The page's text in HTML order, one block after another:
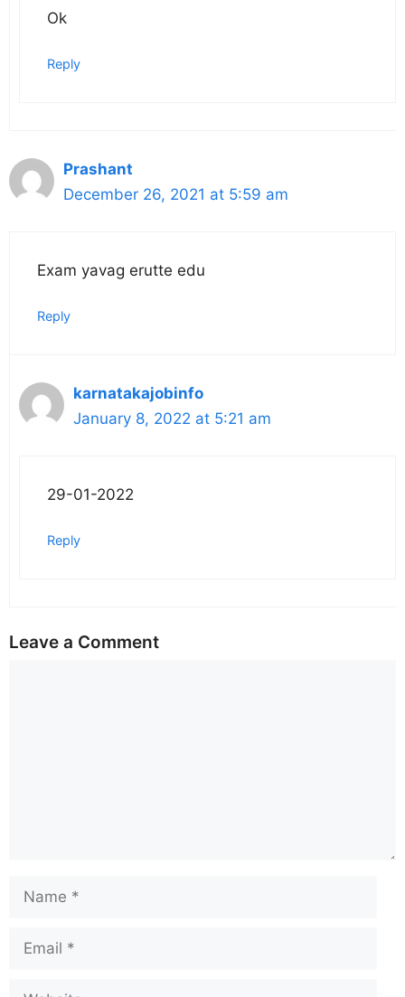
Ok
Reply
Prashant
December 26, 2021 at 5:59 am
Exam yavag erutte edu
Reply
karnatakajobinfo
January 8, 2022 at 5:21 am
29-01-2022
Reply
Leave a Comment